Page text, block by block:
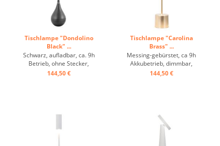
Tischlampe "Dondolino
Black" ...
Schwarz, aufladbar, ca. 9h
Betrieb, ohne Stecker,
runder Fuß ...
144,50 €
Tischlampe "Carolina
Brass" ...
Messing-gebürstet, ca 9h
Akkubetrieb, dimmbar,
Schutzklasse IP54 ...
144,50 €